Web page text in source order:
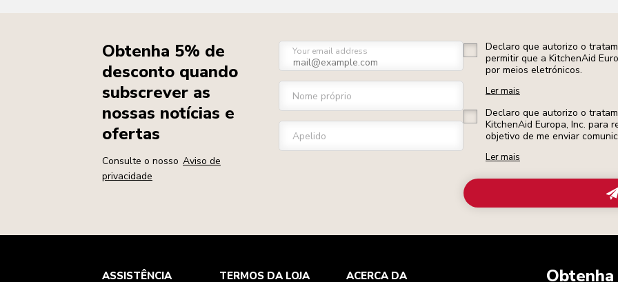
Obtenha 5% de
desconto quando
subscrever as
nossas notícias e
ofertas
Consulte o nosso Aviso de
privacidade
Your email address
Nome próprio
Apelido
Declaro que autorizo o
permitir que a KitchenAid
por meios eletrónicos.
Ler mais
Declaro que autorizo o
KitchenAid Europa, Inc. para
objetivo de me enviar
Ler mais
Health Check
Termos e condições
A marca
ASSISTÊNCIA TERMOS DA LOJA ACERCA DA